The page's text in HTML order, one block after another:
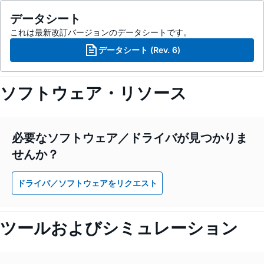
データシート
これは最新改訂バージョンのデータシートです。
データシート (Rev. 6)
ソフトウェア・リソース
必要なソフトウェア／ドライバが見つかりま
せんか？
ドライバ／ソフトウェアをリクエスト
ツールおよびシミュレーション